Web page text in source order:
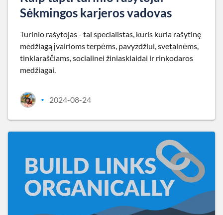
Sėkmingos karjeros vadovas
Turinio rašytojas - tai specialistas, kuris kuria rašytinę
medžiagą įvairioms terpėms, pavyzdžiui, svetainėms,
tinklaraščiams, socialinei žiniasklaidai ir rinkodaros
medžiagai.
• 2024-08-24